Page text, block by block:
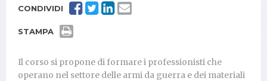
CONDIVIDI
STAMPA
Il corso si propone di formare i professionisti che
operano nel settore delle armi da guerra e dei materiali